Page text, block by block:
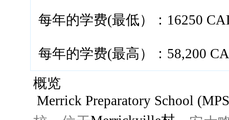
每年的学费(最低）：16250
每年的学费(最高）：58,200
概览
Merrick Preparatory School